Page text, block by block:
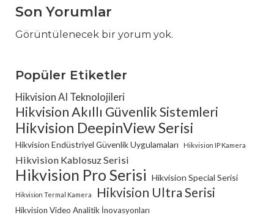
Son Yorumlar
Görüntülenecek bir yorum yok.
Popüler Etiketler
Hikvision AI Teknolojileri
Hikvision Akıllı Güvenlik Sistemleri
Hikvision DeepinView Serisi
Hikvision Endüstriyel Güvenlik Uygulamaları Hikvision IP Kamera
Hikvision Kablosuz Serisi
Hikvision Pro Serisi Hikvision Special Serisi
Hikvision Termal Kamera Hikvision Ultra Serisi
Hikvision Video Analitik İnovasyonları